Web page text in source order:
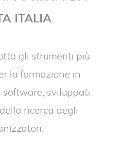
ITALIA.
gli strumenti più
la formazione in
software, sviluppati
ricerca degli